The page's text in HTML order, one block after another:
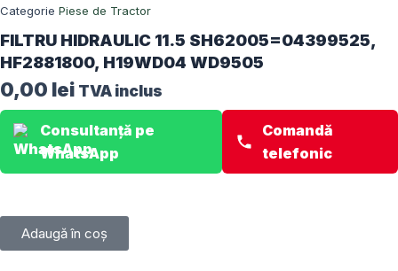
Categorie Piese de Tractor
FILTRU HIDRAULIC 11.5 SH62005=04399525,
HF2881800, H19WD04 WD9505
0,00 lei TVA inclus
Consultanță pe
WhatsApp
Comandă
telefonic
Adaugă în coș